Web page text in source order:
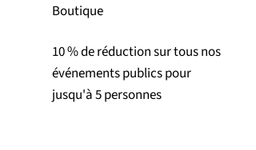
Boutique
10 % de réduction sur tous nos
événements publics pour
jusqu'à 5 personnes